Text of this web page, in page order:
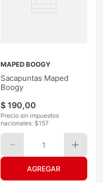
MAPED BOOGY
Sacapuntas Maped
Boogy
$ 190,00
Precio sin impuestos
nacionales: $157
1